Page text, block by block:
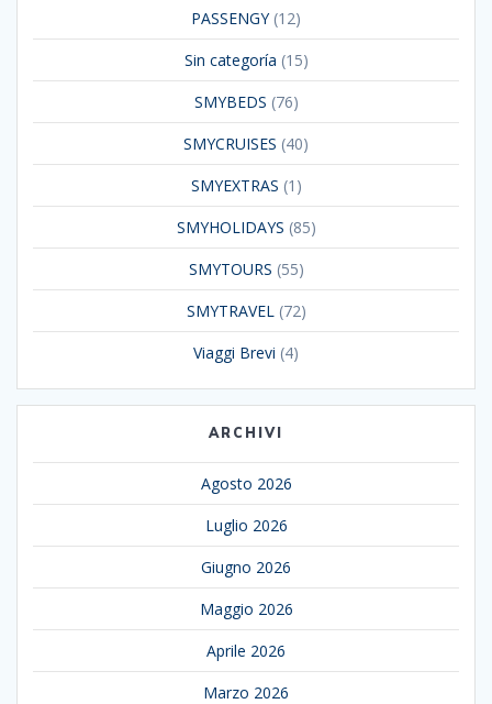
PASSENGY(12)
Sin categoría (15)
SMYBEDS (76)
SMYCRUISES (40)
SMYEXTRAS (1)
SMYHOLIDAYS (85)
SMYTOURS (55)
SMYTRAVEL(72)
Viaggi Brevi (4)
ARCHIVI
Agosto 2026
Luglio 2026
Giugno 2026
Maggio 2026
Aprile 2026
Marzo 2026